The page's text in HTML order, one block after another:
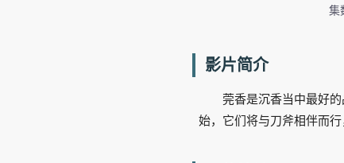
集
影片简介
莞香是沉香当中最好
始，它们将与刀斧相伴而